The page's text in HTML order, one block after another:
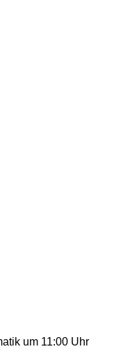
um 11:00 Uhr